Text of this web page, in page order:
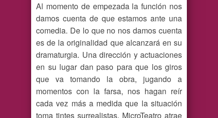
Al momento de empezada la función nos
damos cuenta de que estamos ante una
comedia. De lo que no nos damos cuenta
es de la originalidad que alcanzará en su
dramaturgia. Una dirección y actuaciones
en su lugar dan paso para que los giros
que va tomando la obra, jugando a
momentos con la farsa, nos hagan reír
cada vez más a medida que la situación
toma tintes surrealistas. MicroTeatro atrae